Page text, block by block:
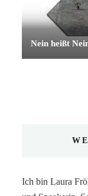
Nein heißt
Ich bin Laura